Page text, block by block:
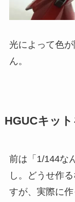
光によって色
ん。
HGUCキッ
前は「1/144な
し。どうせ作
すが、実際に